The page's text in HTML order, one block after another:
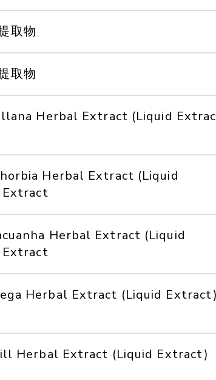
取物
取物
Herbal Extract (Liquid
Herbal Extract (Liquid
Extract
Herbal Extract (Liquid
Herbal Extract (Liquid Extract)
Herbal Extract (Liquid Extract)